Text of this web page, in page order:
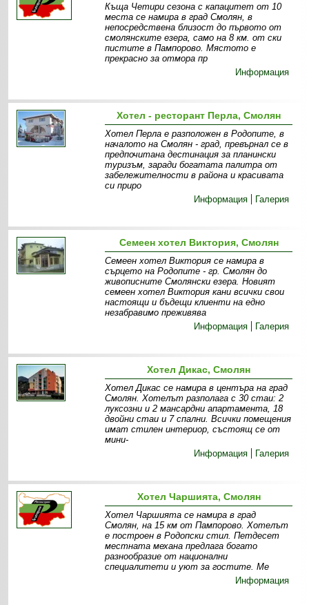
Къща Четири сезона с капацитет от 10
места се намира в град Смолян, в
непосредствена близост до първото от
смолянските езера, само на 8 км. от ски
пистите в Пампорово. Мястото е
прекрасно за отмора пр
Информация
Хотел - ресторант Перла, Смолян
Хотел Перла е разположен в Родопите, в
началото на Смолян - град, превърнал се в
предпочитана дестинация за планински
туризъм, заради богатата палитра от
забележителности в района и красивата
си приро
Информация
Галерия
Семеен хотел Виктория, Смолян
Семеен хотел Виктория се намира в
сърцето на Родопите - гр. Смолян до
живописните Смолянски езера. Новият
семеен хотел Виктория кани всички свои
настоящи и бъдещи клиенти на едно
незабравимо преживява
Информация
Галерия
Хотел Дикас, Смолян
Хотел Дикас се намира в центъра на град
Смолян. Хотелът разполага с 30 стаи: 2
луксозни и 2 мансардни апартамента, 18
двойни стаи и 7 спални. Всички помещения
имат стилен интериор, състоящ се от
мини-
Информация
Галерия
Хотел Чаршията, Смолян
Хотел Чаршията се намира в град
Смолян, на 15 км от Пампорово. Хотелът
е построен в Родопски стил. Петдесет
местната механа предлага богато
разнообразие от национални
специалитети и уют за гостите. Ме
Информация